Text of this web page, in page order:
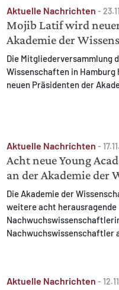
Aktuelle Nachrichten -
Mojib Latif wird
Akademie der
Die Mitgliederversammlung
Wissenschaften in
neuen Präsidenten der
Aktuelle Nachrichten -
Acht neue Young
an der Akademie der
Die Akademie der
weitere acht herausragende
Nachwuchswissenschaftler
Aktuelle Nachrichten -